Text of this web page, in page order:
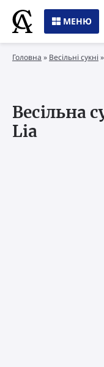
МЕНЮ
Головна » Весільні сукні »
Весільна
Lia